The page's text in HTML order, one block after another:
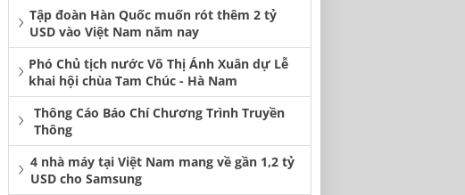
Tập đoàn Hàn Quốc muốn rót thêm 2 tỷ
USD vào Việt Nam năm nay
Phó Chủ tịch nước Võ Thị Ánh Xuân dự Lễ
khai hội chùa Tam Chúc - Hà Nam
Thông Cáo Báo Chí Chương Trình Truyền
Thông
4 nhà máy tại Việt Nam mang về gần 1,2 tỷ
USD cho Samsung